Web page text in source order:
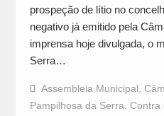
prospeção de lítio no
negativo já emitido pela
imprensa hoje divulgada, o
Serra…
Assembleia Municipal,
Pampilhosa da Serra, Contra